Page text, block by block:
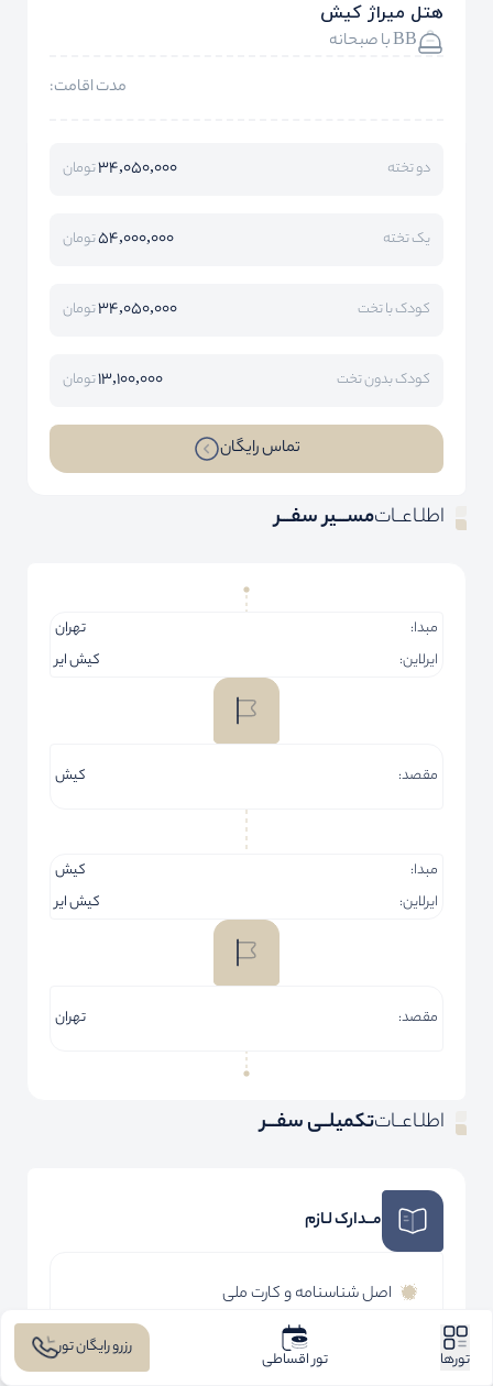
هتل میراژ کیش
BB با صبحانه
مدت اقامت:
دو تخته 34,050,000تومان
یک تخته 54,000,000تومان
کودک با تخت 34,050,000تومان
کودک بدون تخت 13,100,000تومان
تماس رایگان
اطلـاعــاتمســـیر سفـــر
مبدا:
تهران
ایرلاین:
کیش ایر
مقصد: کیش
مبدا:
کیش
ایرلاین:
کیش ایر
مقصد: تهران
اطلـاعــاتتکمیلــی سفـــر
مــدارک لـازم
اصل شناسنامه و کارت ملی
تورها تور اقساطی
رزرو رایگان تور